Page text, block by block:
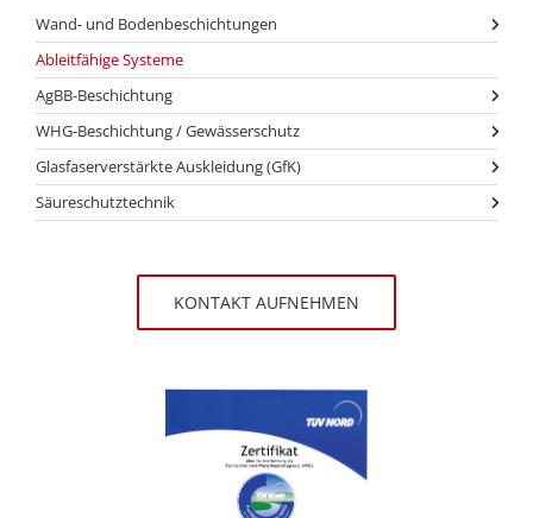
Wand- und Bodenbeschichtungen
Ableitfähige Systeme
AgBB-Beschichtung
WHG-Beschichtung / Gewässerschutz
Glasfaserverstärkte Auskleidung (GfK)
Säureschutztechnik
KONTAKT AUFNEHMEN